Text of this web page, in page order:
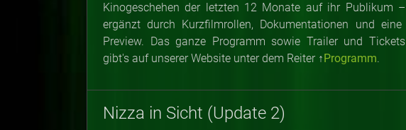
Kinogeschehen der letzten 12 Monate auf ihr Publikum –
ergänzt durch Kurzfilmrollen, Dokumentationen und eine
Preview. Das ganze Programm sowie Trailer und Tickets
gibt's auf unserer Website unter dem Reiter ↑ Programm.
Nizza in Sicht (Update 2)